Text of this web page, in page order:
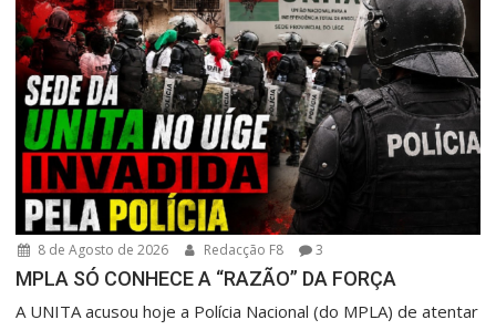
8 de Agosto de 2026 Redacção F8 3
MPLA SÓ CONHECE A “RAZÃO” DA FORÇA
A UNITA acusou hoje a Polícia Nacional (do MPLA) de atentar